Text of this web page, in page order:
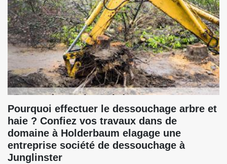
Pourquoi effectuer le dessouchage arbre et
haie ? Confiez vos travaux dans de
domaine à Holderbaum elagage une
entreprise société de dessouchage à
Junglinster